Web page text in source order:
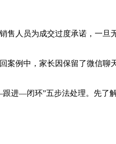
售人员为成交过度承诺，一
案例中，家长因保留了微信
进—闭环”五步法处理。先了